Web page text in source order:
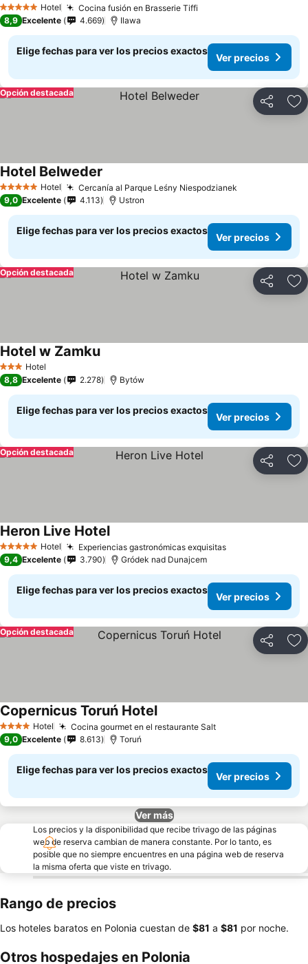
5 Estrellas Hotel Cocina fusión en Brasserie Tiffi
8,9 Excelente 4.669 Ilawa
Elige fechas para ver los precios exactos
Ver precios
Compartir
Opción destacada
5 Estrellas Hotel Cercanía al Parque Leśny Niespodzianek
Hotel Belweder
9,0 Excelente 4.113 Ustron
Elige fechas para ver los precios exactos
Ver precios
Compartir
Opción destacada
3 Estrellas
Hotel
Hotel w Zamku
8,8 Excelente 2.278 Bytów
Elige fechas para ver los precios exactos
Ver precios
Compartir
Opción destacada
5 Estrellas Hotel Experiencias gastronómicas exquisitas
Heron Live Hotel
9,4 Excelente 3.790 Gródek nad Dunajcem
Elige fechas para ver los precios exactos
Ver precios
Compartir
Opción destacada
4 EstrellasHotel Cocina gourmet en el restaurante Salt
Copernicus Toruń Hotel
9,0 Excelente 8.613 Toruń
Elige fechas para ver los precios exactos
Ver precios
Ver más
Los precios y la disponibilidad que recibe trivago de las páginas
web de reserva cambian de manera constante. Por lo tanto, es
posible que no siempre encuentres en una página web de reserva
la misma oferta que viste en trivago.
Rango de precios
Los hoteles baratos en Polonia cuestan de ‎$81 a ‎$81 por noche.
Otros hospedajes en Polonia